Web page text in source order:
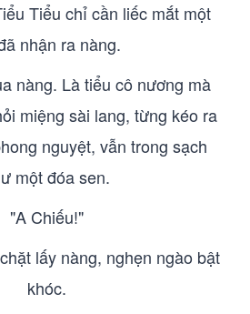
Tiểu chỉ cần liếc mắt một
nhận ra nàng.
nàng. Là tiểu cô nương mà
miệng sài lang, từng kéo ra
nguyệt, vẫn trong sạch
một đóa sen.
"A Chiếu!"
lấy nàng, nghẹn ngào bật
khóc.